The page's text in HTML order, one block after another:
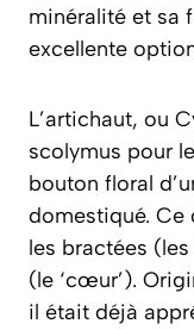
minéralité et sa
excellente
L’artichaut, ou
scolymus pour
bouton floral
domestiqué. Ce
les bractées
(le ‘cœur’).
il était déjà